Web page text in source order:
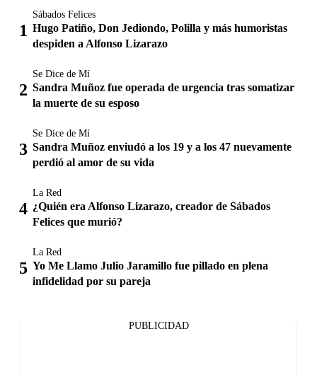
Sábados Felices
Hugo Patiño, Don Jediondo, Polilla y más humoristas
despiden a Alfonso Lizarazo
Se Dice de Mí
Sandra Muñoz fue operada de urgencia tras somatizar
la muerte de su esposo
Se Dice de Mí
Sandra Muñoz enviudó a los 19 y a los 47 nuevamente
perdió al amor de su vida
La Red
¿Quién era Alfonso Lizarazo, creador de Sábados
Felices que murió?
La Red
Yo Me Llamo Julio Jaramillo fue pillado en plena
infidelidad por su pareja
PUBLICIDAD